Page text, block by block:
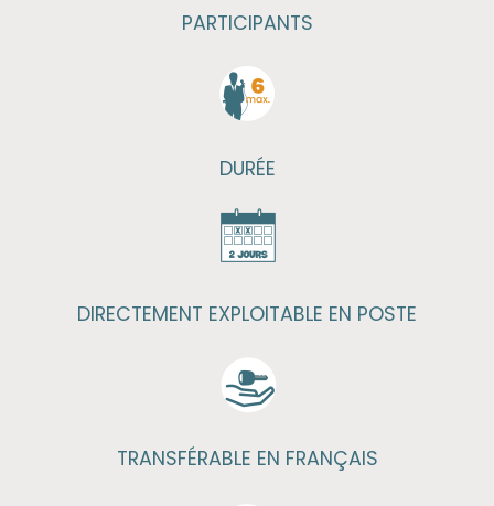
PARTICIPANTS
DURÉE
DIRECTEMENT EXPLOITABLE EN POSTE
TRANSFÉRABLE EN FRANÇAIS